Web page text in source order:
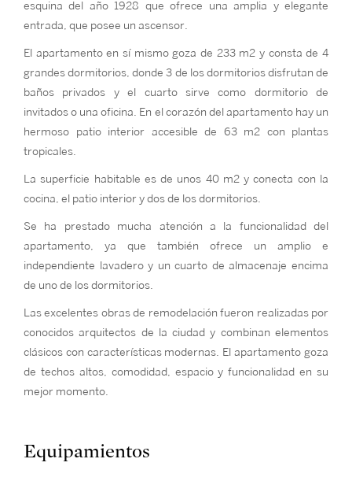
esquina del año 1928 que ofrece una amplia y elegante
entrada, que posee un ascensor.
El apartamento en sí mismo goza de 233 m2 y consta de 4
grandes dormitorios, donde 3 de los dormitorios disfrutan de
baños privados y el cuarto sirve como dormitorio de
invitados o una oficina. En el corazón del apartamento hay un
hermoso patio interior accesible de 63 m2 con plantas
tropicales.
La superficie habitable es de unos 40 m2 y conecta con la
cocina, el patio interior y dos de los dormitorios.
Se ha prestado mucha atención a la funcionalidad del
apartamento, ya que también ofrece un amplio e
independiente lavadero y un cuarto de almacenaje encima
de uno de los dormitorios.
Las excelentes obras de remodelación fueron realizadas por
conocidos arquitectos de la ciudad y combinan elementos
clásicos con características modernas. El apartamento goza
de techos altos, comodidad, espacio y funcionalidad en su
mejor momento.
Equipamientos